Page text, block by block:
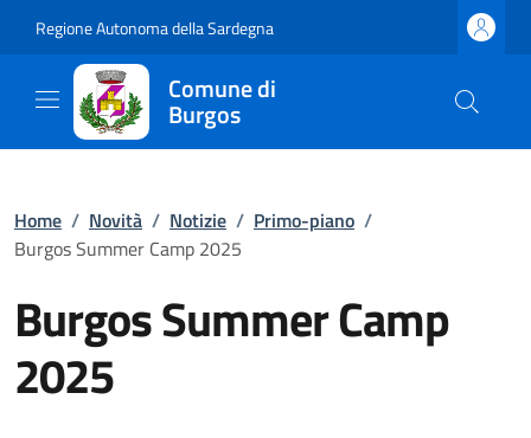
Regione Autonoma della Sardegna
Comune di
Burgos
Home / Novità / Notizie / Primo-piano /
Burgos Summer Camp 2025
Burgos Summer Camp
2025